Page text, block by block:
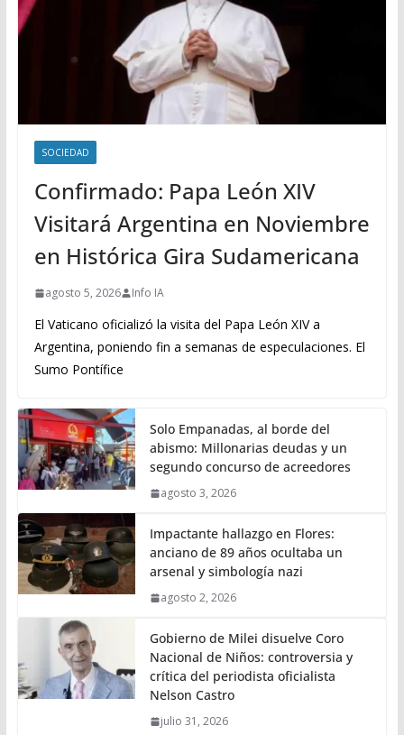
SOCIEDAD
Confirmado: Papa León XIV
Visitará Argentina en Noviembre
en Histórica Gira Sudamericana
agosto 5, 2026 Info IA
El Vaticano oficializó la visita del Papa León XIV a
Argentina, poniendo fin a semanas de especulaciones. El
Sumo Pontífice
Solo Empanadas, al borde del
abismo: Millonarias deudas y un
segundo concurso de acreedores
agosto 3, 2026
Impactante hallazgo en Flores:
anciano de 89 años ocultaba un
arsenal y simbología nazi
agosto 2, 2026
Gobierno de Milei disuelve Coro
Nacional de Niños: controversia y
crítica del periodista oficialista
Nelson Castro
julio 31, 2026